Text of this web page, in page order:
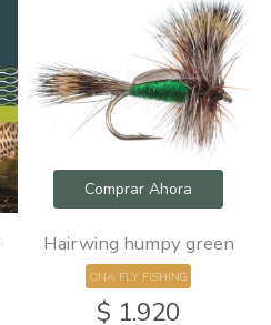
Comprar Ahora
Hairwing humpy green
ONA FLY FISHING
$ 1.920